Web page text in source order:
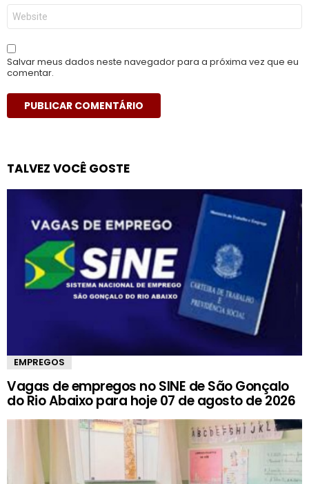
Site
Salvar meus dados neste navegador para a próxima vez que eu
comentar.
TALVEZ VOCÊ GOSTE
EMPREGOS
Vagas de empregos no SINE de São Gonçalo
do Rio Abaixo para hoje 07 de agosto de 2026